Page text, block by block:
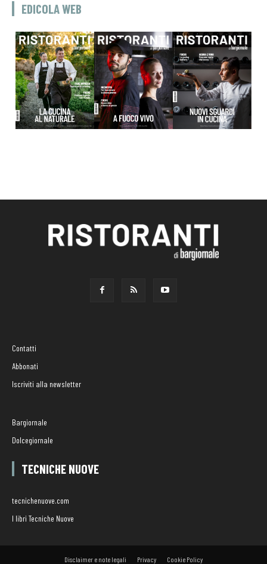
EDICOLA WEB
Contatti
Abbonati
Iscriviti alla newsletter
Bargiornale
Dolcegiornale
TECNICHE NUOVE
tecnichenuove.com
I libri Tecniche Nuove
Disclaimer e note legali Privacy Cookie Policy